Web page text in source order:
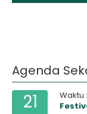
Agenda
21
Waktu